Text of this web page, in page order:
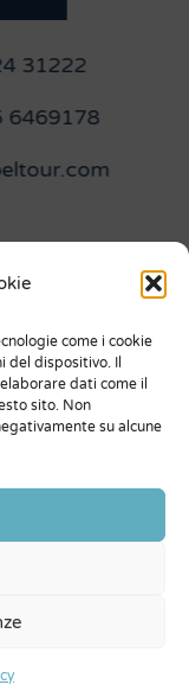
come i cookie
del dispositivo. Il
dati come il
sito. Non
su alcune